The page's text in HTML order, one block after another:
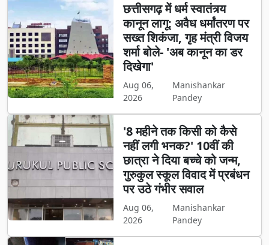
छत्तीसगढ़ में धर्म स्वातंत्र्य
कानून लागू: अवैध धर्मांतरण पर
सख्त शिकंजा, गृह मंत्री विजय
शर्मा बोले- 'अब कानून का डर
दिखेगा'
Aug 06,
2026
Manishankar
Pandey
'8 महीने तक किसी को कैसे
नहीं लगी भनक?' 10वीं की
छात्रा ने दिया बच्चे को जन्म,
गुरुकुल स्कूल विवाद में प्रबंधन
पर उठे गंभीर सवाल
Aug 06,
2026
Manishankar
Pandey